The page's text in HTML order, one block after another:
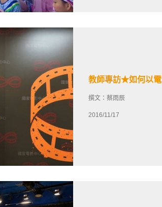
教師專訪★如何以電
撰文：蔡雨辰
2016/11/17